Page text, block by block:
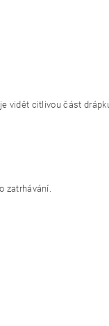
vidět citlivou část
zatrhávání.